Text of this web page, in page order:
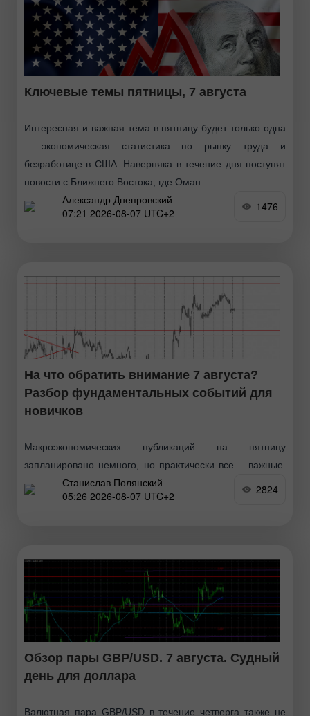
Ключевые темы пятницы, 7 августа
Интересная и важная тема в пятницу будет только одна
– экономическая статистика по рынку труда и
безработице в США. Наверняка в течение дня поступят
новости с Ближнего Востока, где Оман
Александр Днепровский
07:21 2026-08-07 UTC+2
1476
На что обратить внимание 7 августа?
Разбор фундаментальных событий для
новичков
Макроэкономических публикаций на пятницу
запланировано немного, но практически все – важные.
Мы опустим отчеты в Германии, которые не имеют ни
одного шанса оказать влияние на настроение рынка.
Станислав Полянский
05:26 2026-08-07 UTC+2
2824
Обзор пары GBP/USD. 7 августа. Судный
день для доллара
Валютная пара GBP/USD в течение четверга также не